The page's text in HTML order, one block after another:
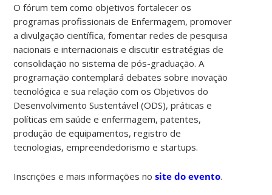
O fórum tem como objetivos fortalecer os
programas profissionais de Enfermagem, promover
a divulgação científica, fomentar redes de pesquisa
nacionais e internacionais e discutir estratégias de
consolidação no sistema de pós-graduação. A
programação contemplará debates sobre inovação
tecnológica e sua relação com os Objetivos do
Desenvolvimento Sustentável (ODS), práticas e
políticas em saúde e enfermagem, patentes,
produção de equipamentos, registro de
tecnologias, empreendedorismo e startups.
Inscrições e mais informações nosite do evento.